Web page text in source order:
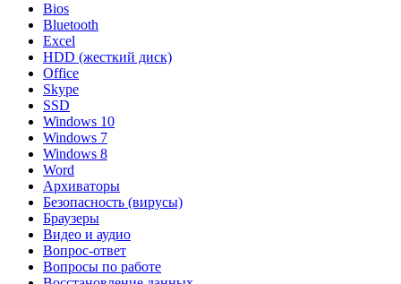
Bios
Bluetooth
Excel
HDD (жесткий диск)
Office
Skype
SSD
Windows 10
Windows 7
Windows 8
Word
Архиваторы
Безопасность (вирусы)
Браузеры
Видео и аудио
Вопрос-ответ
Вопросы по работе